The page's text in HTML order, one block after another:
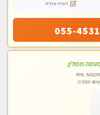
דוברת עיברית
055-
מפולין.
עיסוי
טנטרה